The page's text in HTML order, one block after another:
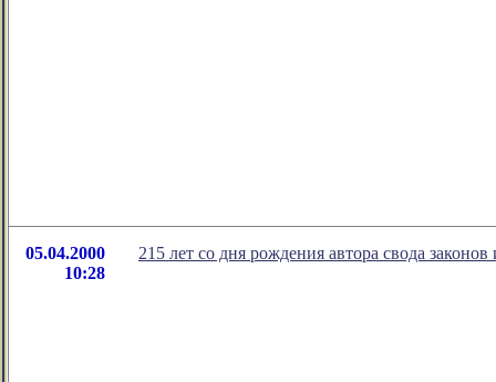
05.04.2000
10:28
215 лет со дня рождения автора свода